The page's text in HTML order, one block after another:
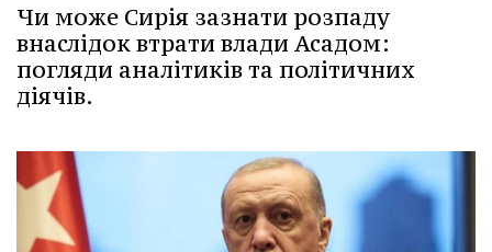
Чи може Сирія зазнати розпаду
внаслідок втрати влади Асадом:
погляди аналітиків та політичних
діячів.